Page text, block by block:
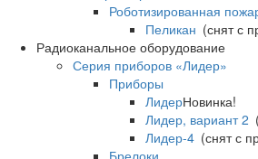
Роботизированная
Пеликан (снят с
Радиоканальное оборудование
Серия приборов «Лидер»
Приборы
ЛидерНовинка!
Лидер, вариант 2
Лидер-4 (снят с